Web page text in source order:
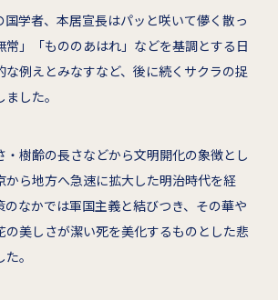
国学者、本居宣長はパッと咲いて儚く散っ
常」「もののあはれ」などを基調とする日
な例えとみなすなど、後に続くサクラの捉
した。
・樹齢の長さなどから文明開化の象徴とし
から地方へ急速に拡大した明治時代を経
のなかでは軍国主義と結びつき、その華や
の美しさが潔い死を美化するものとした悲
。